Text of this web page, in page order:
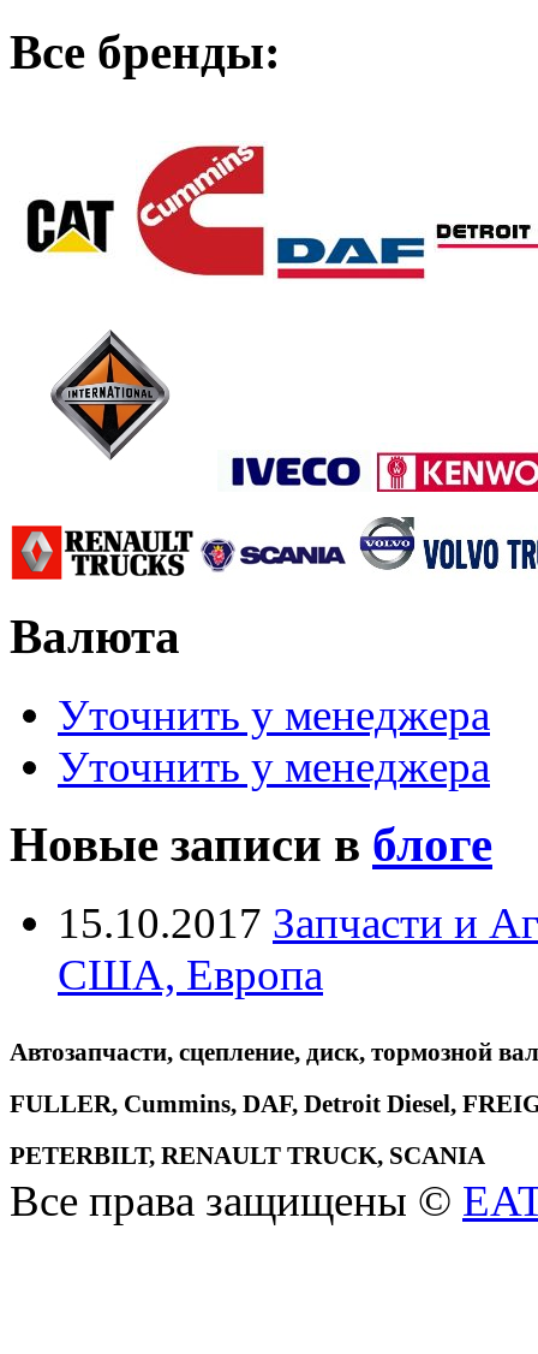
Все бренды:
Валюта
Уточнить у менеджера
Уточнить у менеджера
Новые записи в блоге
15.10.2017 Запчасти и
США, Европа
Автозапчасти, сцепление, диск, тормозной
FULLER, Cummins, DAF, Detroit Diesel,
PETERBILT, RENAULT TRUCK, SCANIA
Все права защищены ©